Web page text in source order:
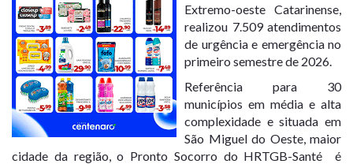
Extremo-oeste Catarinense,
realizou 7.509 atendimentos
de urgência e emergência no
primeiro semestre de 2026.
Referência para 30
municípios em média e alta
complexidade e situada em
São Miguel do Oeste, maior
cidade da região, o Pronto Socorro do HRTGB-Santé é